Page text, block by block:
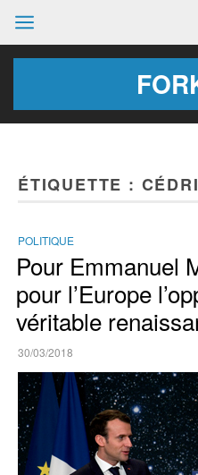
ÉTIQUETTE :
POLITIQUE
Pour Emmanuel
pour l’Europe
véritable
30/03/2018